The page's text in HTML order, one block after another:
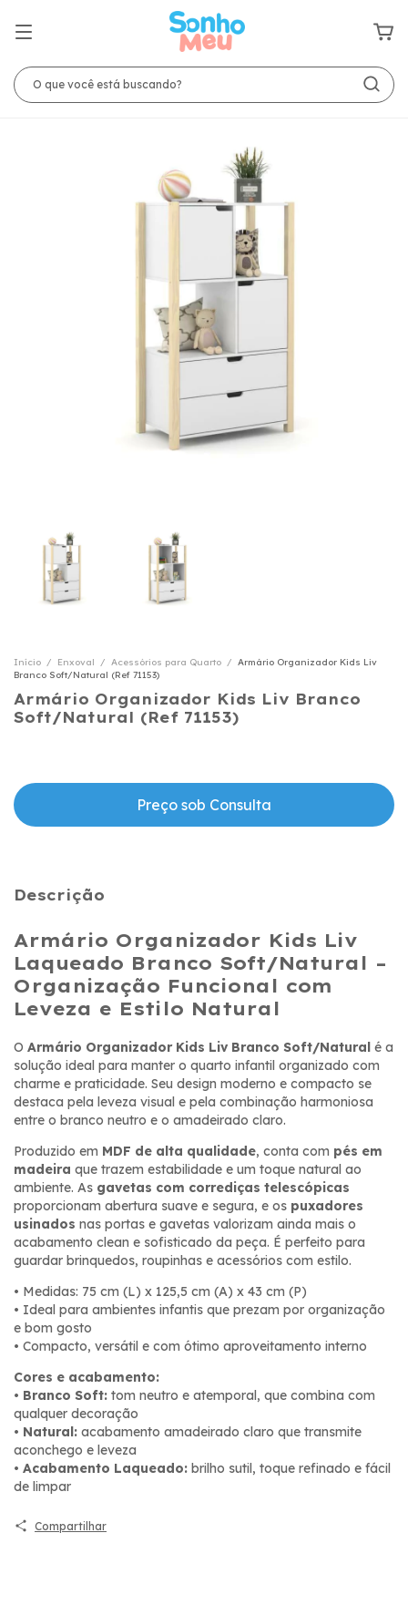
Início / Enxoval / Acessórios para Quarto / Armário Organizador Kids Liv
Branco Soft/Natural (Ref 71153)
Armário Organizador Kids Liv Branco
Soft/Natural (Ref 71153)
Descrição
Armário Organizador Kids Liv
Laqueado Branco Soft/Natural –
Organização Funcional com
Leveza e Estilo Natural
O Armário Organizador Kids Liv Branco Soft/Natural é a
solução ideal para manter o quarto infantil organizado com
charme e praticidade. Seu design moderno e compacto se
destaca pela leveza visual e pela combinação harmoniosa
entre o branco neutro e o amadeirado claro.
Produzido em MDF de alta qualidade, conta com pés em
madeira que trazem estabilidade e um toque natural ao
ambiente. As gavetas com corrediças telescópicas
proporcionam abertura suave e segura, e os puxadores
usinados nas portas e gavetas valorizam ainda mais o
acabamento clean e sofisticado da peça. É perfeito para
guardar brinquedos, roupinhas e acessórios com estilo.
• Medidas: 75 cm (L) x 125,5 cm (A) x 43 cm (P)
• Ideal para ambientes infantis que prezam por organização
e bom gosto
• Compacto, versátil e com ótimo aproveitamento interno
Cores e acabamento:
• Branco Soft: tom neutro e atemporal, que combina com
qualquer decoração
• Natural: acabamento amadeirado claro que transmite
aconchego e leveza
• Acabamento Laqueado: brilho sutil, toque refinado e fácil
de limpar
Compartilhar